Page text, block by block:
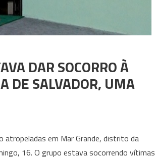
DAR SOCORRO À
DE SALVADOR, UMA
atropeladas em Mar Grande, distrito da
16. O grupo estava socorrendo vítimas